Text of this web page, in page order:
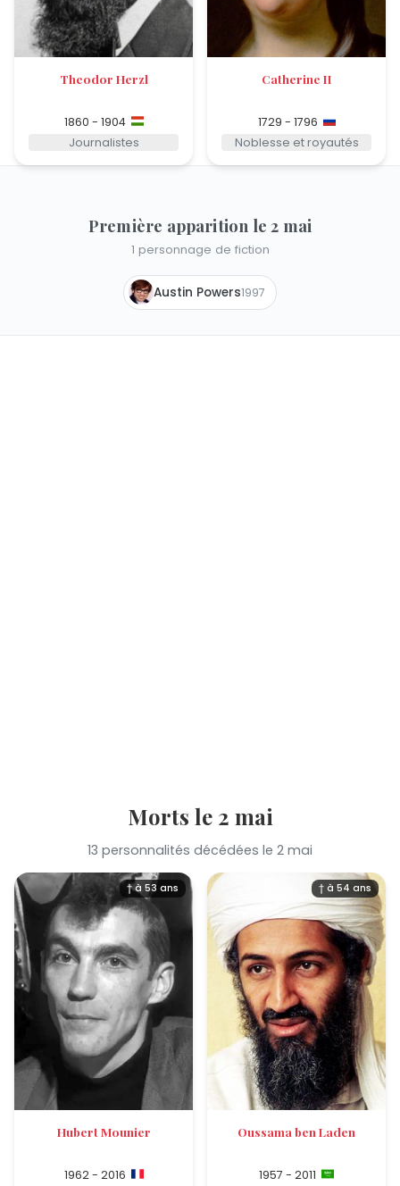
Theodor Herzl
1860 - 1904
Journalistes
Catherine II
1729 - 1796
Noblesse et royautés
Première apparition le 2 mai
1 personnage de fiction
Austin Powers1997
Morts le 2 mai
13 personnalités décédées le 2 mai
† à 53 ans
Hubert Mounier
1962 - 2016
† à 54 ans
Oussama ben Laden
1957 - 2011